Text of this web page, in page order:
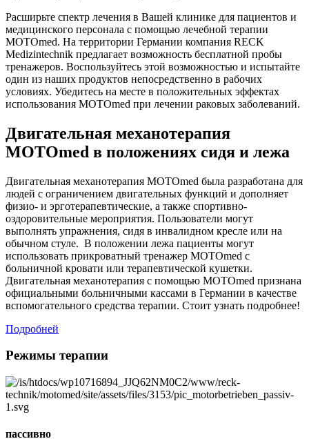
Расширьте спектр лечения в Вашей клинике для пациентов и
медицинского персонала с помощью лечебной терапии
MOTOmed. На территории Германии компания RECK
Medizintechnik предлагает возможность бесплатной пробы
тренажеров. Воспользуйтесь этой возможностью и испытайте
один из наших продуктов непосредственно в рабочих
условиях. Убедитесь на месте в положительных эффектах
использования MOTOmed при лечении раковых заболеваний.
Двигательная механотерапия
MOTOmed в положениях сидя и лежа
Двигательная механотерапия MOTOmed была разработана для
людей с ограничением двигательных функций и дополняет
физио- и эрготерапевтические, а также спортивно-
оздоровительные мероприятия. Пользователи могут
выполнять упражнения, сидя в инвалидном кресле или на
обычном стуле. В положении лежа пациенты могут
использовать прикроватный тренажер MOTOmed с
больничной кровати или терапевтической кушетки.
Двигательная механотерапия с помощью MOTOmed признана
официальными больничными кассами в Германии в качестве
вспомогательного средства терапии. Стоит узнать подробнее!
Подробней
Режимы терапии
пассивно